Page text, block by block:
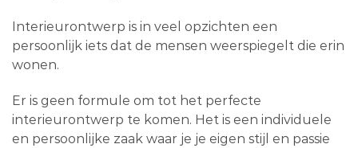
Interieurontwerp is in veel opzichten een
persoonlijk iets dat de mensen weerspiegelt die erin
wonen.
Er is geen formule om tot het perfecte
interieurontwerp te komen. Het is een individuele
en persoonlijke zaak waar je je eigen stijl en passie